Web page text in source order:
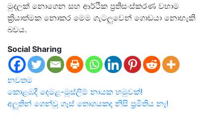
මුදලක් නොගෙන සහ ආර්ථික ප්‍රතිසංස්කරණ වහාම
ක්‍රියාත්මක නොකර මෙම ගැටලුවෙන් ගොඩයා නොහැකි
බවය.
Social Sharing
නවතම
Post
navigation
කොළඹදී දෙමළ-මුස්ලිම් නායක හමුවක්!
අලුතින් ගෙන්වූ ගෑස් තොගයකද නිසි ප්‍රමිතිය නෑ!